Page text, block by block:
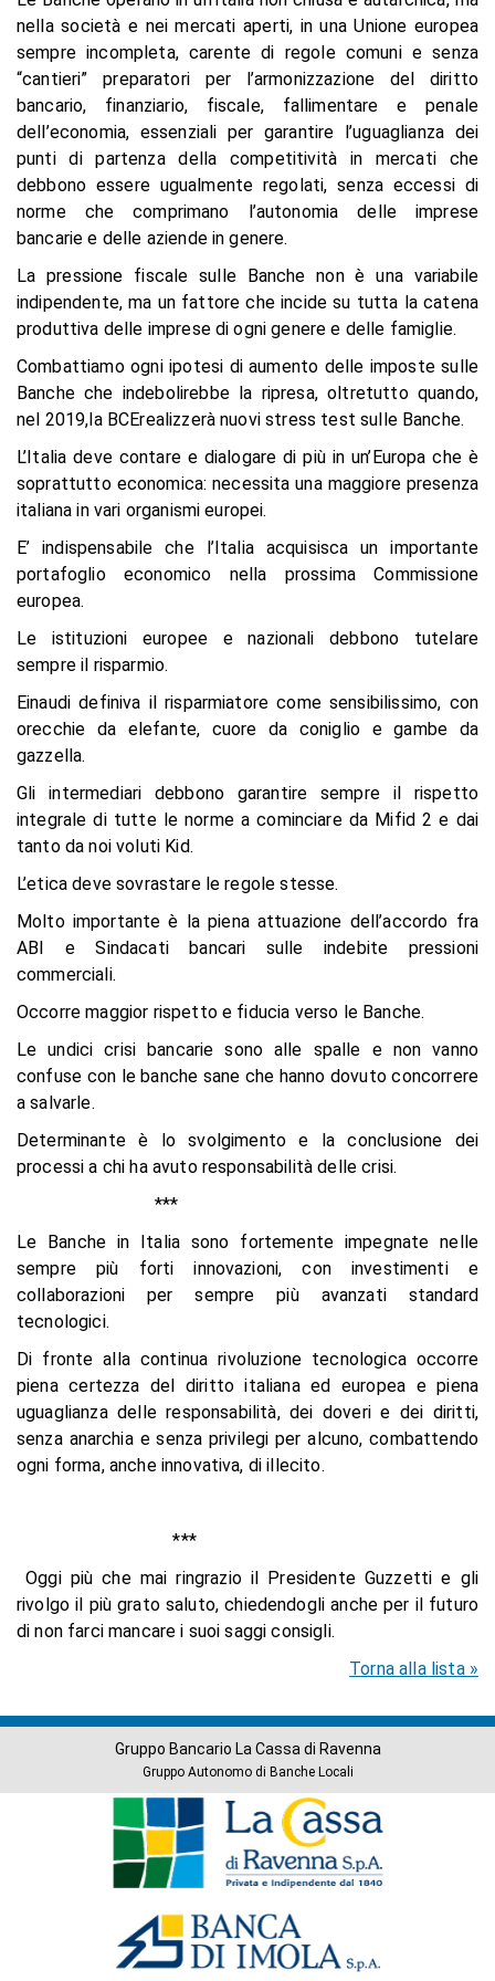
nella società e nei mercati aperti, in una Unione europea
sempre incompleta, carente di regole comuni e senza
“cantieri” preparatori per l’armonizzazione del diritto
bancario, finanziario, fiscale, fallimentare e penale
dell’economia, essenziali per garantire l’uguaglianza dei
punti di partenza della competitività in mercati che
debbono essere ugualmente regolati, senza eccessi di
norme che comprimano l’autonomia delle imprese
bancarie e delle aziende in genere.
La pressione fiscale sulle Banche non è una variabile
indipendente, ma un fattore che incide su tutta la catena
produttiva delle imprese di ogni genere e delle famiglie.
Combattiamo ogni ipotesi di aumento delle imposte sulle
Banche che indebolirebbe la ripresa, oltretutto quando,
nel 2019,la BCErealizzerà nuovi stress test sulle Banche.
L’Italia deve contare e dialogare di più in un’Europa che è
soprattutto economica: necessita una maggiore presenza
italiana in vari organismi europei.
E’ indispensabile che l’Italia acquisisca un importante
portafoglio economico nella prossima Commissione
europea.
Le istituzioni europee e nazionali debbono tutelare
sempre il risparmio.
Einaudi definiva il risparmiatore come sensibilissimo, con
orecchie da elefante, cuore da coniglio e gambe da
gazzella.
Gli intermediari debbono garantire sempre il rispetto
integrale di tutte le norme a cominciare da Mifid 2 e dai
tanto da noi voluti Kid.
L’etica deve sovrastare le regole stesse.
Molto importante è la piena attuazione dell’accordo fra
ABI e Sindacati bancari sulle indebite pressioni
commerciali.
Occorre maggior rispetto e fiducia verso le Banche.
Le undici crisi bancarie sono alle spalle e non vanno
confuse con le banche sane che hanno dovuto concorrere
a salvarle.
Determinante è lo svolgimento e la conclusione dei
processi a chi ha avuto responsabilità delle crisi.
***
Le Banche in Italia sono fortemente impegnate nelle
sempre più forti innovazioni, con investimenti e
collaborazioni per sempre più avanzati standard
tecnologici.
Di fronte alla continua rivoluzione tecnologica occorre
piena certezza del diritto italiana ed europea e piena
uguaglianza delle responsabilità, dei doveri e dei diritti,
senza anarchia e senza privilegi per alcuno, combattendo
ogni forma, anche innovativa, di illecito.
***
Oggi più che mai ringrazio il Presidente Guzzetti e gli
rivolgo il più grato saluto, chiedendogli anche per il futuro
di non farci mancare i suoi saggi consigli.
Torna alla lista »
Gruppo Bancario La Cassa di Ravenna
Gruppo Autonomo di Banche Locali